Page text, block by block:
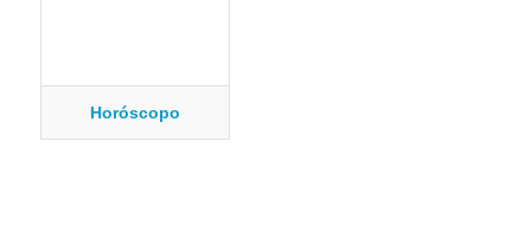
Horóscopo